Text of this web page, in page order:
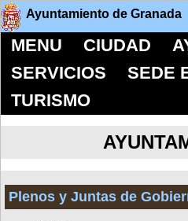
Ayuntamiento de Granada
MENU CIUDAD
SERVICIOS
SEDE
TURISMO
Plenos y Juntas de